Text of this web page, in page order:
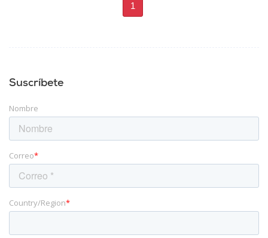
1
Suscríbete
Nombre
Correo*
Country/Region*